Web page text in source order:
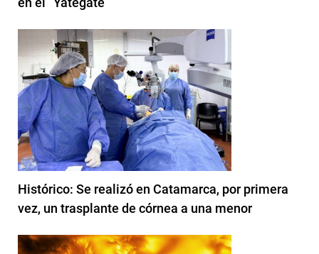
Histórico: Se realizó en Catamarca, por primera
vez, un trasplante de córnea a una menor